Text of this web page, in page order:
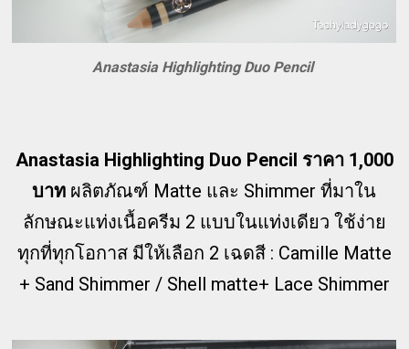
Anastasia Highlighting Duo Pencil
Anastasia Highlighting Duo Pencil ราคา 1,000
บาท ผลิตภัณฑ์ Matte และ Shimmer ที่มาใน
ลักษณะแท่งเนื้อครีม 2 แบบในแท่งเดียว ใช้ง่าย
ทุกที่ทุกโอกาส มีให้เลือก 2 เฉดสี : Camille Matte
+ Sand Shimmer / Shell matte+ Lace Shimmer